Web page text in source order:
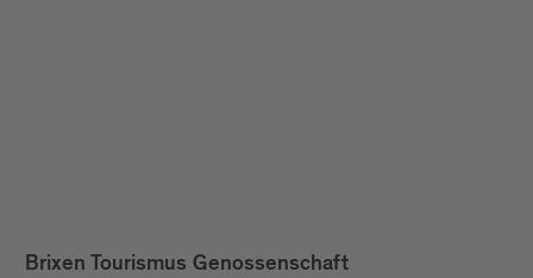
Brixen Tourismus Genossenschaft